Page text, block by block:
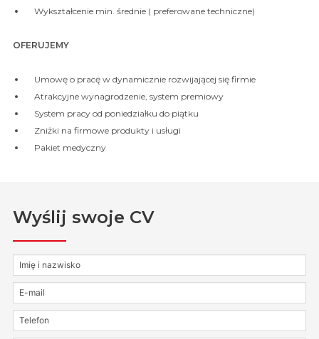
Wykształcenie min. średnie ( preferowane techniczne)
OFERUJEMY
Umowę o pracę w dynamicznie rozwijającej się firmie
Atrakcyjne wynagrodzenie, system premiowy
System pracy od poniedziałku do piątku
Zniżki na firmowe produkty i usługi
Pakiet medyczny
Wyślij swoje CV